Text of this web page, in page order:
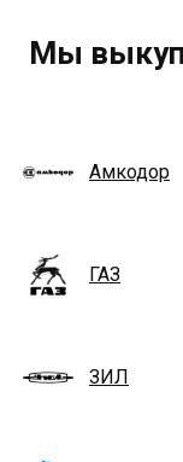
Мы
Амкодор
ГАЗ
ЗИЛ